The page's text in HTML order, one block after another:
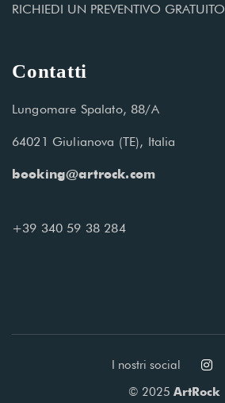
RICHIEDI UN PREVENTIVO GRATUITO
Contatti
Lungomare Spalato, 88/A
64021 Giulianova (TE), Italia
booking@artrock.com
+39 340 59 38 284
I nostri social
© 2025 ArtRock